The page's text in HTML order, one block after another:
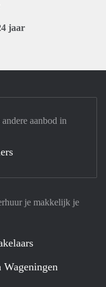
jaar
je makkelijk je
Wageningen
aanbod in